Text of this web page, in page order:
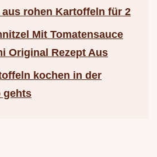
rohen Kartoffeln für 2
Mit Tomatensauce
Original Rezept Aus
kochen in der
gehts